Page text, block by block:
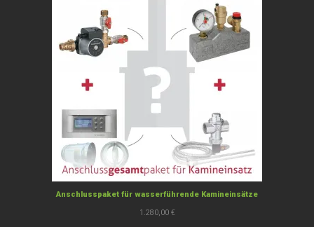
Anschlusspaket für wasserführende Kamineinsätze
1.280,00 €